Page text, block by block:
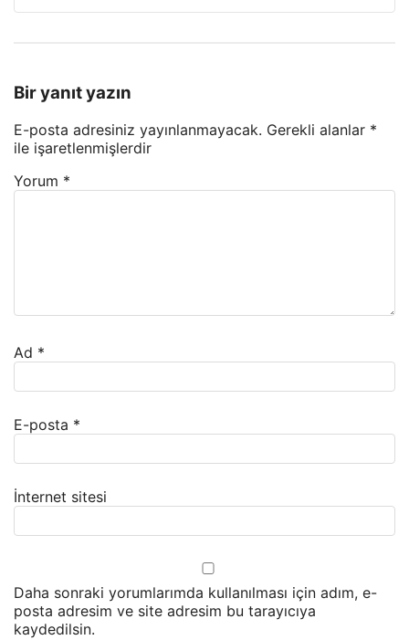
Bir yanıt yazın
E-posta adresiniz yayınlanmayacak. Gerekli alanlar *
ile işaretlenmişlerdir
Yorum *
Ad *
E-posta *
İnternet sitesi
Daha sonraki yorumlarımda kullanılması için adım, e-
posta adresim ve site adresim bu tarayıcıya
kaydedilsin.